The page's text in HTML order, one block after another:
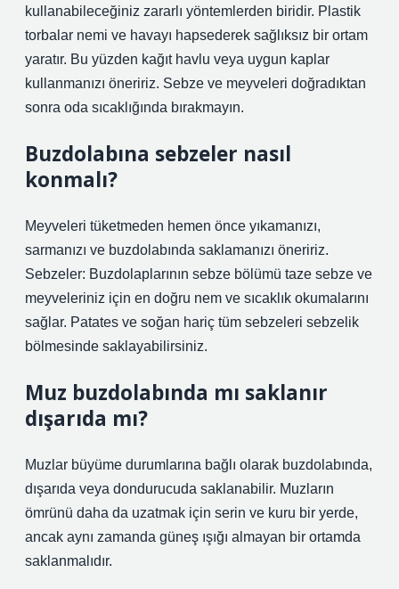
kullanabileceğiniz zararlı yöntemlerden biridir. Plastik
torbalar nemi ve havayı hapsederek sağlıksız bir ortam
yaratır. Bu yüzden kağıt havlu veya uygun kaplar
kullanmanızı öneririz. Sebze ve meyveleri doğradıktan
sonra oda sıcaklığında bırakmayın.
Buzdolabına sebzeler nasıl
konmalı?
Meyveleri tüketmeden hemen önce yıkamanızı,
sarmanızı ve buzdolabında saklamanızı öneririz.
Sebzeler: Buzdolaplarının sebze bölümü taze sebze ve
meyveleriniz için en doğru nem ve sıcaklık okumalarını
sağlar. Patates ve soğan hariç tüm sebzeleri sebzelik
bölmesinde saklayabilirsiniz.
Muz buzdolabında mı saklanır
dışarıda mı?
Muzlar büyüme durumlarına bağlı olarak buzdolabında,
dışarıda veya dondurucuda saklanabilir. Muzların
ömrünü daha da uzatmak için serin ve kuru bir yerde,
ancak aynı zamanda güneş ışığı almayan bir ortamda
saklanmalıdır.